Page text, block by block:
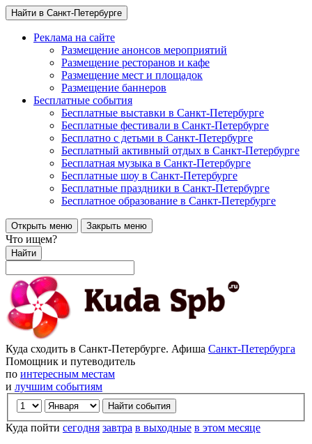
Найти в Санкт-Петербурге
Реклама на сайте
Размещение анонсов мероприятий
Размещение ресторанов и кафе
Размещение мест и площадок
Размещение баннеров
Бесплатные события
Бесплатные выставки в Санкт-Петербурге
Бесплатные фестивали в Санкт-Петербурге
Бесплатно с детьми в Санкт-Петербурге
Бесплатный активный отдых в Санкт-Петербурге
Бесплатная музыка в Санкт-Петербурге
Бесплатные шоу в Санкт-Петербурге
Бесплатные праздники в Санкт-Петербурге
Бесплатное образование в Санкт-Петербурге
Открыть меню Закрыть меню
Что ищем?
Найти
Куда сходить в Санкт-Петербурге. Афиша Санкт-Петербурга
Помощник и путеводитель
по интересным местам
и лучшим событиям
Куда пойти сегодня завтра в выходные в этом месяце